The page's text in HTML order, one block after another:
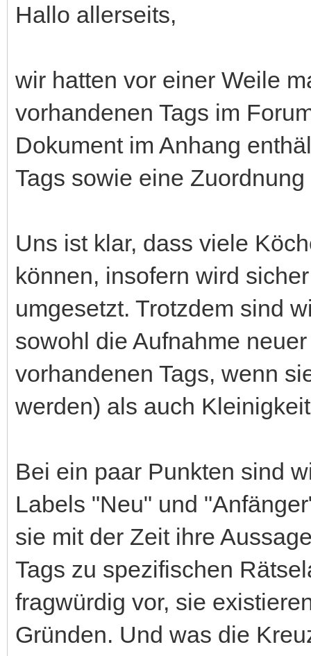
Hallo allerseits,
wir hatten vor einer Weile
vorhandenen Tags im
Dokument im Anhang
Tags sowie eine
Uns ist klar, dass viele
können, insofern wird
umgesetzt. Trotzdem sind
sowohl die Aufnahme
vorhandenen Tags, wenn
werden) als auch
Bei ein paar Punkten sind
Labels "Neu" und
sie mit der Zeit ihre
Tags zu spezifischen
fragwürdig vor, sie
Gründen. Und was die